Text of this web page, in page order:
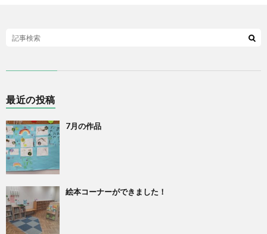
最近の投稿
7月の作品
絵本コーナーができました！